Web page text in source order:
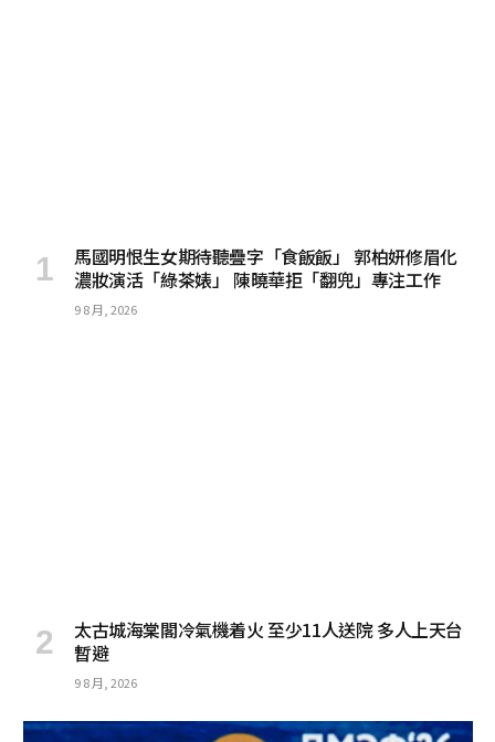
馬國明恨生女期待聽疊字「食飯飯」 郭柏妍修眉化
濃妝演活「綠茶婊」 陳曉華拒「翻兜」專注工作
9 8 月, 2026
太古城海棠閣冷氣機着火 至少11人送院 多人上天台
暫避
9 8 月, 2026